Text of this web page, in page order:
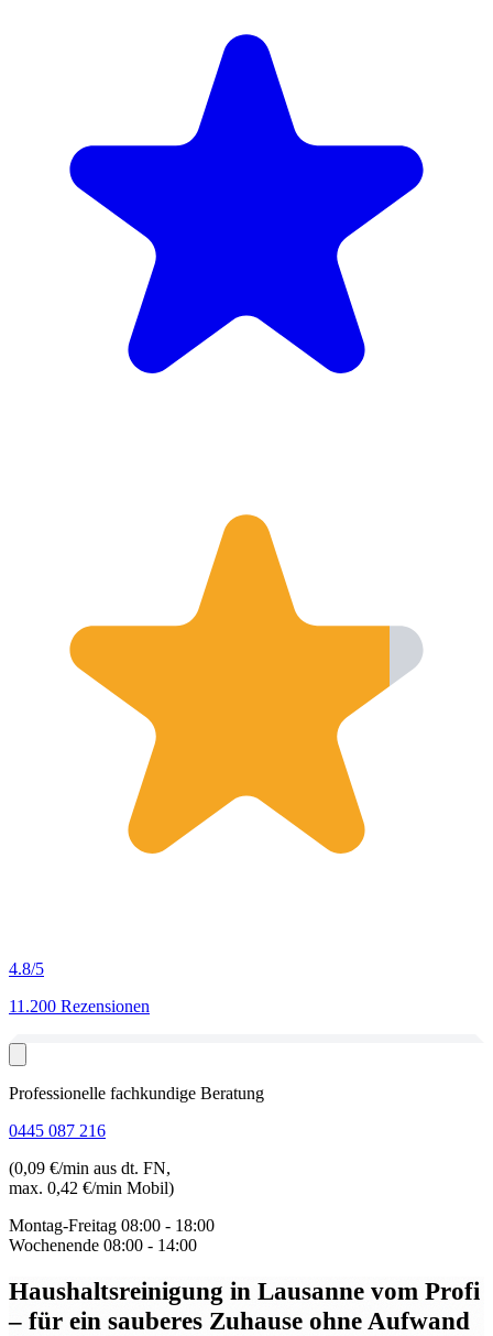
4.8/5
11.200 Rezensionen
Professionelle fachkundige Beratung
0445 087 216
(0,09 €/min aus dt. FN,
max. 0,42 €/min Mobil)
Montag-Freitag 08:00 - 18:00
Wochenende 08:00 - 14:00
Haushaltsreinigung in Lausanne vom Profi
– für ein sauberes Zuhause ohne Aufwand